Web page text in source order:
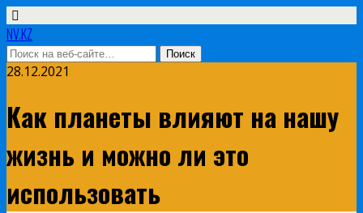
NV.KZ
28.12.2021
Как планеты влияют на нашу
жизнь и можно ли это
использовать